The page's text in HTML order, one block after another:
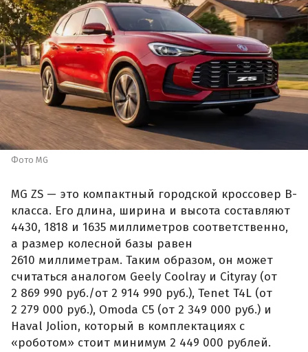
Фото MG
MG ZS — это компактный городской кроссовер B-
класса. Его длина, ширина и высота составляют
4430, 1818 и 1635 миллиметров соответственно,
а размер колесной базы равен
2610 миллиметрам. Таким образом, он может
считаться аналогом Geely Coolray и Cityray (от
2 869 990 руб./от 2 914 990 руб.), Tenet T4L (от
2 279 000 руб.), Omoda C5 (от 2 349 000 руб.) и
Haval Jolion, который в комплектациях с
«роботом» стоит минимум 2 449 000 рублей.